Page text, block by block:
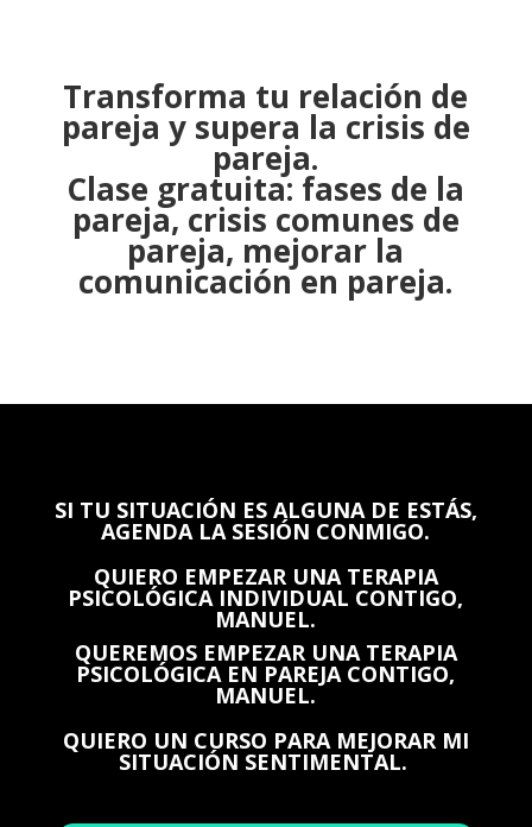
Transforma tu relación de
pareja y supera la crisis de
pareja.
Clase gratuita: fases de la
pareja, crisis comunes de
pareja, mejorar la
comunicación en pareja.
SI TU SITUACIÓN ES ALGUNA DE ESTÁS,
AGENDA LA SESIÓN CONMIGO.
QUIERO EMPEZAR UNA TERAPIA
PSICOLÓGICA INDIVIDUAL CONTIGO,
MANUEL.
QUEREMOS EMPEZAR UNA TERAPIA
PSICOLÓGICA EN PAREJA CONTIGO,
MANUEL.
QUIERO UN CURSO PARA MEJORAR MI
SITUACIÓN SENTIMENTAL.